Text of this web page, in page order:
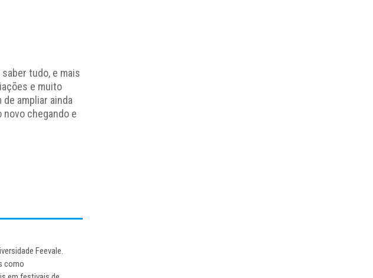
saber tudo, e mais
e muito
ampliar ainda
chegando e
Feevale.
como